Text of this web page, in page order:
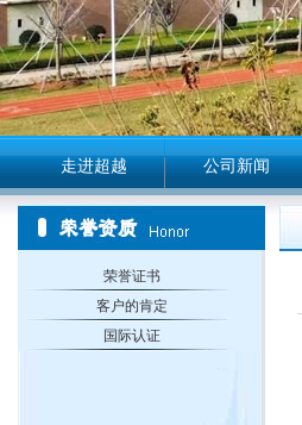
走进超越 公司新闻
荣誉证书
客户的肯定
国际认证